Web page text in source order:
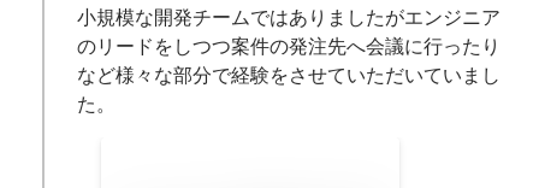
小規模な開発チームではありましたがエンジニア
のリードをしつつ案件の発注先へ会議に行ったり
など様々な部分で経験をさせていただいていまし
た。